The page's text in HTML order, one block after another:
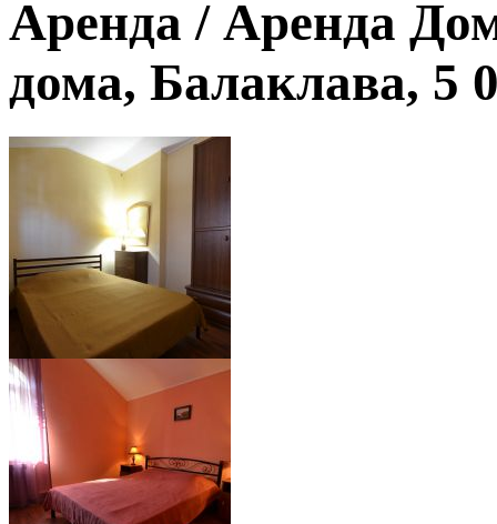
Аренда / Аренда
дома, Балаклава, 5